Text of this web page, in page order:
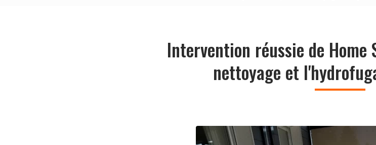
Intervention réussie de
nettoyage et